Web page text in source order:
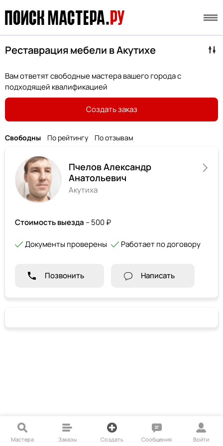
Реставрация мебели в Акутихе
Вам ответят свободные мастера вашего города с
подходящей квалификацией
Создать заказ
Свободны По рейтингу По отзывам
Пчелов Александр
Анатольевич
Акутиха
Стоимость выезда – 500 ₽
Документы проверены Работает по договору
Позвонить Написать
Мастера Заказы Создать Сообщения Войти